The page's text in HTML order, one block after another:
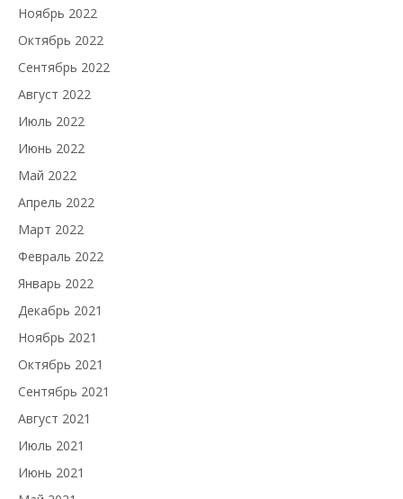
Ноябрь 2022
Октябрь 2022
Сентябрь 2022
Август 2022
Июль 2022
Июнь 2022
Май 2022
Апрель 2022
Март 2022
Февраль 2022
Январь 2022
Декабрь 2021
Ноябрь 2021
Октябрь 2021
Сентябрь 2021
Август 2021
Июль 2021
Июнь 2021